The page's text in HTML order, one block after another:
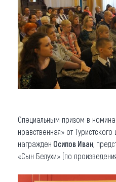
Специальным призом в
нравственная» от
награжден Осипов Иван ,
«Сын Белухи» (по